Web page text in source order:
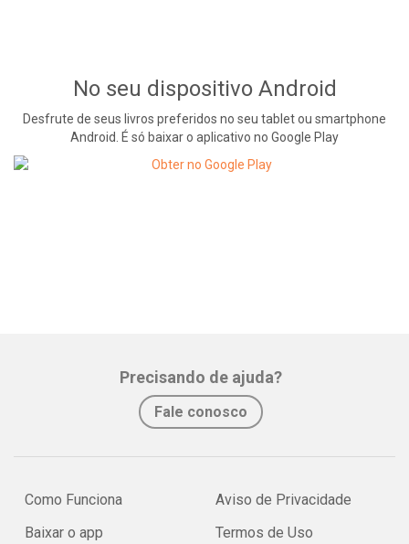
No seu dispositivo Android
Desfrute de seus livros preferidos no seu tablet ou smartphone
Android. É só baixar o aplicativo no Google Play
Precisando de ajuda?
Fale conosco
Como Funciona
Baixar o app
Aviso de Privacidade
Termos de Uso